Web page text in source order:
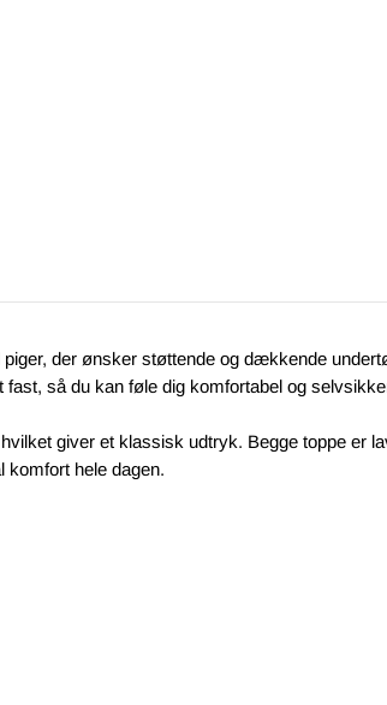
der ønsker støttende og dækkende
så du kan føle dig komfortabel og
giver et klassisk udtryk. Begge toppe er
hele dagen.